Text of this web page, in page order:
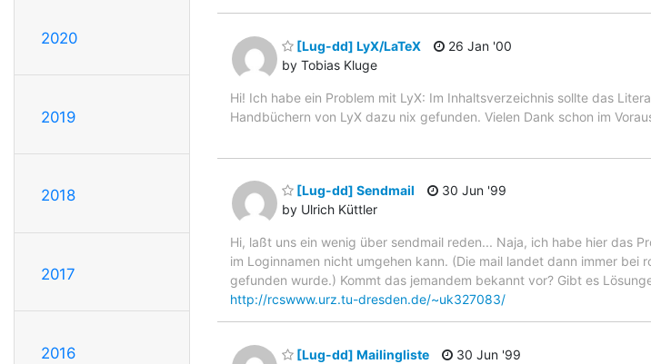
2020
2019
2018
2017
2016
[Lug-dd] LyX/LaTeX
by Tobias Kluge
26 Jan '00
Hi! Ich habe ein Problem mit LyX: Im Inhaltsverzeichnis sollte das
Handbüchern von LyX dazu nix gefunden. Vielen Dank schon im
[Lug-dd] Sendmail
by Ulrich Küttler
30 Jun '99
Hi, laßt uns ein wenig über sendmail reden... Naja, ich habe hier das
im Loginnamen nicht umgehen kann. (Die mail landet dann immer
gefunden wurde.) Kommt das jemandem bekannt vor? Gibt es
http://rcswww.urz.tu-dresden.de/~uk327083/
[Lug-dd] Mailingliste
30 Jun '99